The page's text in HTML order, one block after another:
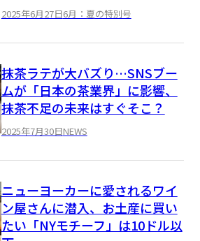
2025年6月27日6月：夏の特別号
抹茶ラテが大バズり…SNSブー
ムが「日本の茶業界」に影響、
抹茶不足の未来はすぐそこ？
2025年7月30日NEWS
ニューヨーカーに愛されるワイ
ン屋さんに潜入、お土産に買い
たい「NYモチーフ」は10ドル以